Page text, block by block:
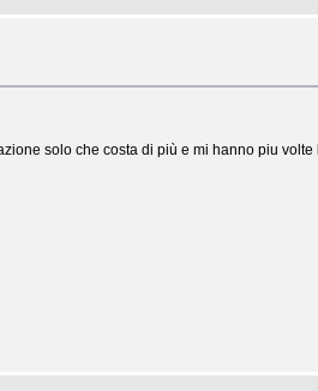
solo che costa di più e mi hanno piu volte